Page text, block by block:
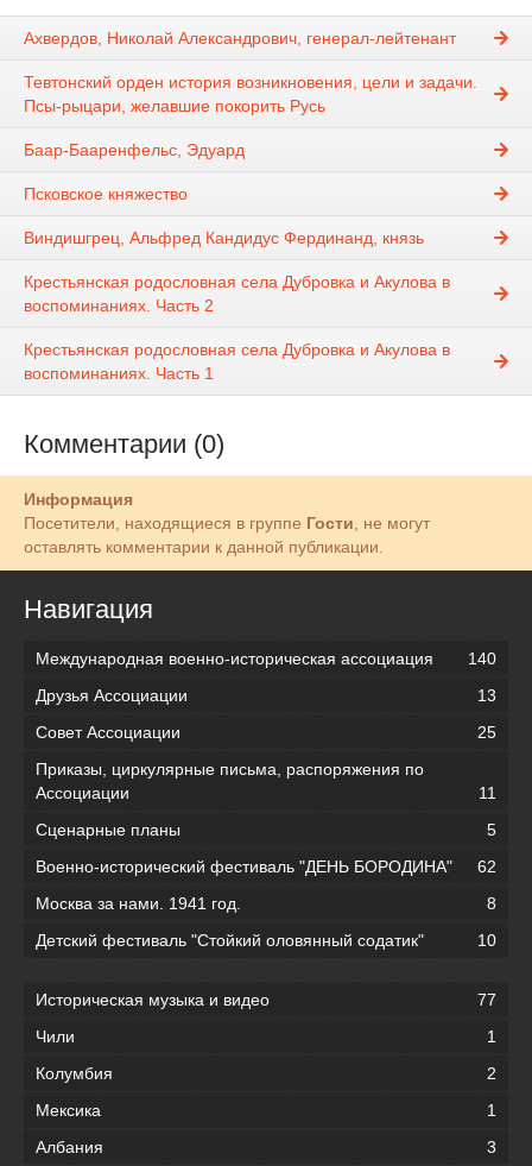
Ахвердов, Николай Александрович, генерал-лейтенант
Тевтонский орден история возникновения, цели и задачи.
Псы-рыцари, желавшие покорить Русь
Баар-Бааренфельс, Эдуард
Псковское княжество
Виндишгрец, Альфред Кандидус Фердинанд, князь
Крестьянская родословная села Дубровка и Акулова в
воспоминаниях. Часть 2
Крестьянская родословная села Дубровка и Акулова в
воспоминаниях. Часть 1
Комментарии (0)
Информация
Посетители, находящиеся в группе Гости , не могут
оставлять комментарии к данной публикации.
Навигация
Международная военно-историческая ассоциация
140
Друзья Ассоциации
13
Совет Ассоциации
25
Приказы, циркулярные письма, распоряжения по
Ассоциации
11
Сценарные планы
5
Военно-исторический фестиваль "ДЕНЬ БОРОДИНА"
62
Москва за нами. 1941 год.
8
Детский фестиваль "Стойкий оловянный содатик"
10
Историческая музыка и видео
77
Чили
1
Колумбия
2
Мексика
1
Албания
3